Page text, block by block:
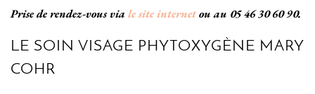
Prise de rendez-vous via le site internetou au 05 46 30 60 90.
LE SOIN VISAGE PHYTOXYGÈNE MARY
COHR